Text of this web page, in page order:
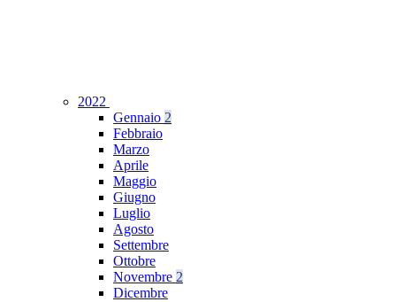
2022
Gennaio 2
Febbraio
Marzo
Aprile
Maggio
Giugno
Luglio
Agosto
Settembre
Ottobre
Novembre 2
Dicembre